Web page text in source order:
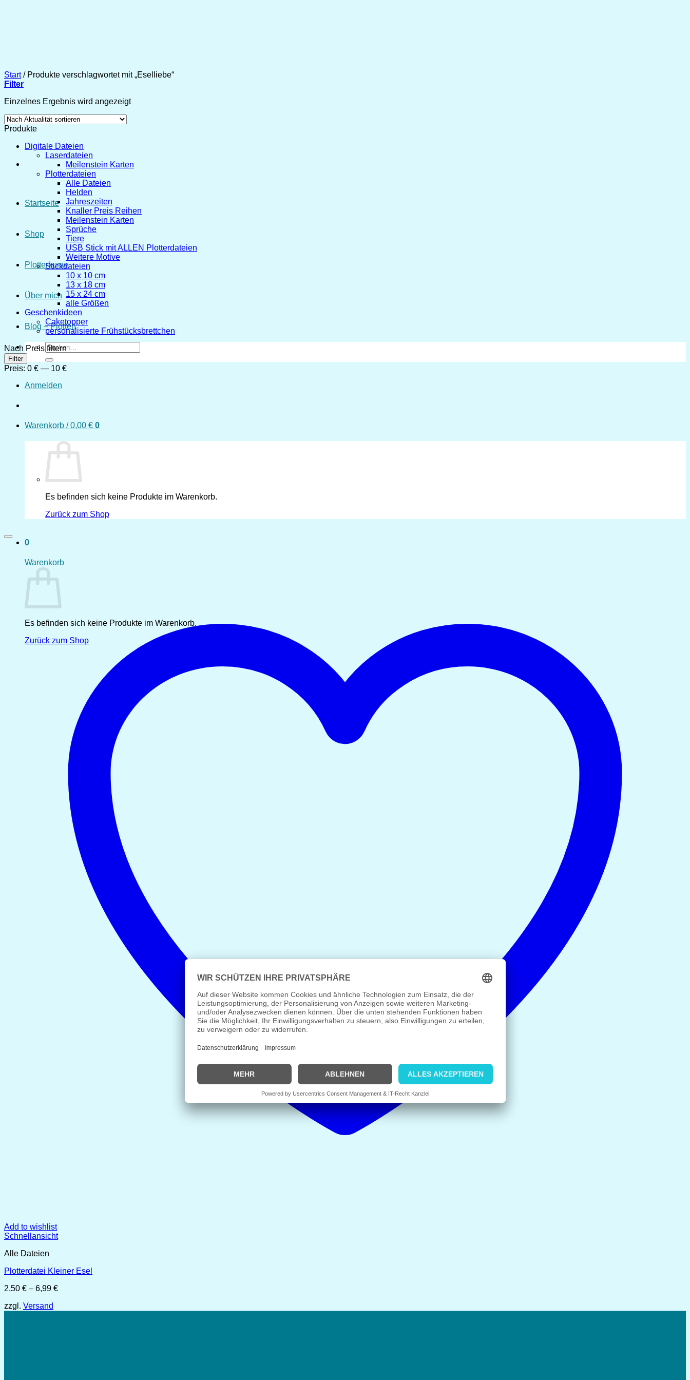
Startseite
Shop
Plotterkurse
Über mich
Blog – Plotten
Suchen
nach:
Anmelden
Warenkorb /0,00 € 0
Es befinden sich keine Produkte im Warenkorb.
Zurück zum Shop
0
Warenkorb
Es befinden sich keine Produkte im Warenkorb.
Zurück zum Shop
Start /Produkte verschlagwortet mit „Eselliebe“
Filter
Einzelnes Ergebnis wird angezeigt
Produkte
Digitale Dateien
Laserdateien
Meilenstein Karten
Plotterdateien
Alle Dateien
Helden
Jahreszeiten
Knaller Preis Reihen
Meilenstein Karten
Sprüche
Tiere
USB Stick mit ALLEN Plotterdateien
Weitere Motive
Stickdateien
10 x 10 cm
13 x 18 cm
15 x 24 cm
alle Größen
Geschenkideen
Caketopper
personalisierte Frühstücksbrettchen
Nach Preis filtern
Min.
Preis
Max.
Preis
Filter
Preis: 0 € — 10 €
Add to wishlist
Schnellansicht
Alle Dateien
Plotterdatei Kleiner Esel
2,50 € – 6,99 €Preisspanne:
zzgl. Versand